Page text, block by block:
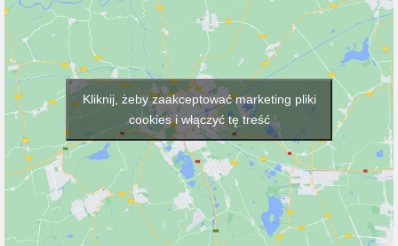
Kliknij, żeby zaakceptować marketing pliki
cookies i włączyć tę treść